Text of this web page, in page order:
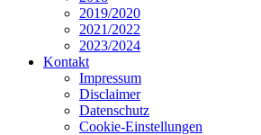
2019/2020
2021/2022
2023/2024
Kontakt
Impressum
Disclaimer
Datenschutz
Cookie-Einstellungen